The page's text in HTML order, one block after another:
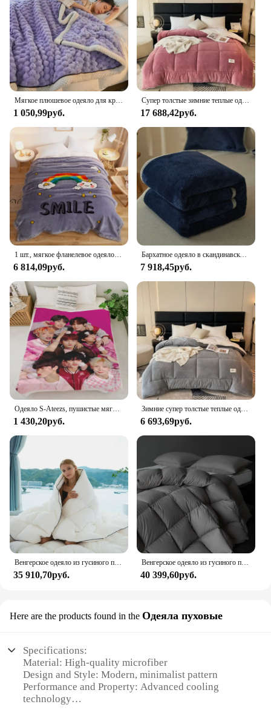
1 050,99руб.
Супер толстые зимние теплые одеяла для кровати молочный бархат утолщенное теплое одеяло для сна простое удобное двуспальное одеяло
17 688,42руб.
6 814,09руб.
Бархатное одеяло в скандинавском стиле с застежкой-молнией, королевский размер, зимнее покрывало, теплое, мягкое простыня, взрослые могут быть пододеяльям
7 918,45руб.
1 430,20руб.
Зимние супер толстые теплые одеяла для кровати с молочным бархатным покрытием утолщенное теплое одеяло для сна простое удобное пододеяльник большого размера
6 693,69руб.
Венгерское одеяло из гусиного пуха большого размера-Всесезонная пододеяльник-легкий и пушистый, средний теплый белый,
35 910,70руб.
Венгерское одеяло из гусиного пуха, большой размер, размер King-Size-850, заполняет энергию, среднее тепло, для всех сезонов, пододеяльник-Приблизительный вес,
40 399,60руб.
Here are the products found in the Одеяла пуховые
Specifications:
Material: High-quality microfiber
Design and Style: Modern, minimalist pattern
Performance and Property: Advanced cooling
technology